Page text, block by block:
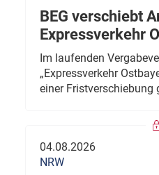
BEG verschiebt
Expressverkehr
Im laufenden
„Expressverkehr
einer Fristverschiebung
04.08.2026
NRW